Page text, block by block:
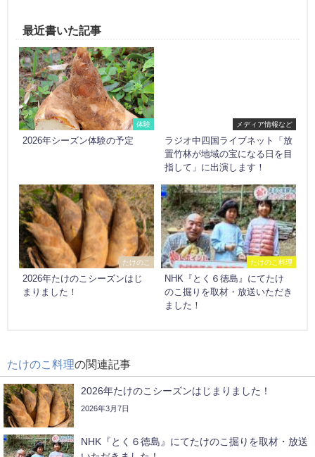
最近書いた記事
体験
2026年シーズン体験の予定
メディア情報など
ラジオ中四国ライブネット「放
置竹林が地域の宝になる日を目
指して」に出演します！
たけのこ
2026年たけのこシーズンはじ
まりました！
たけのこ料理
NHK『とく６徳島』にてたけ
のこ掘りを取材・放送いただき
ました！
たけのこ料理の関連記事
2026年たけのこシーズンはじまりました！
2026年3月7日
NHK『とく６徳島』にてたけのこ掘りを取材・放送